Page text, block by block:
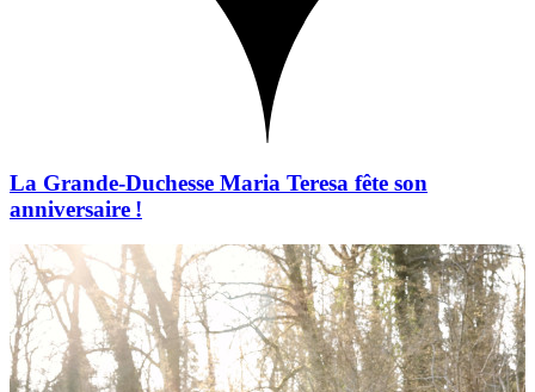
La Grande-Duchesse Maria Teresa fête son
anniversaire !